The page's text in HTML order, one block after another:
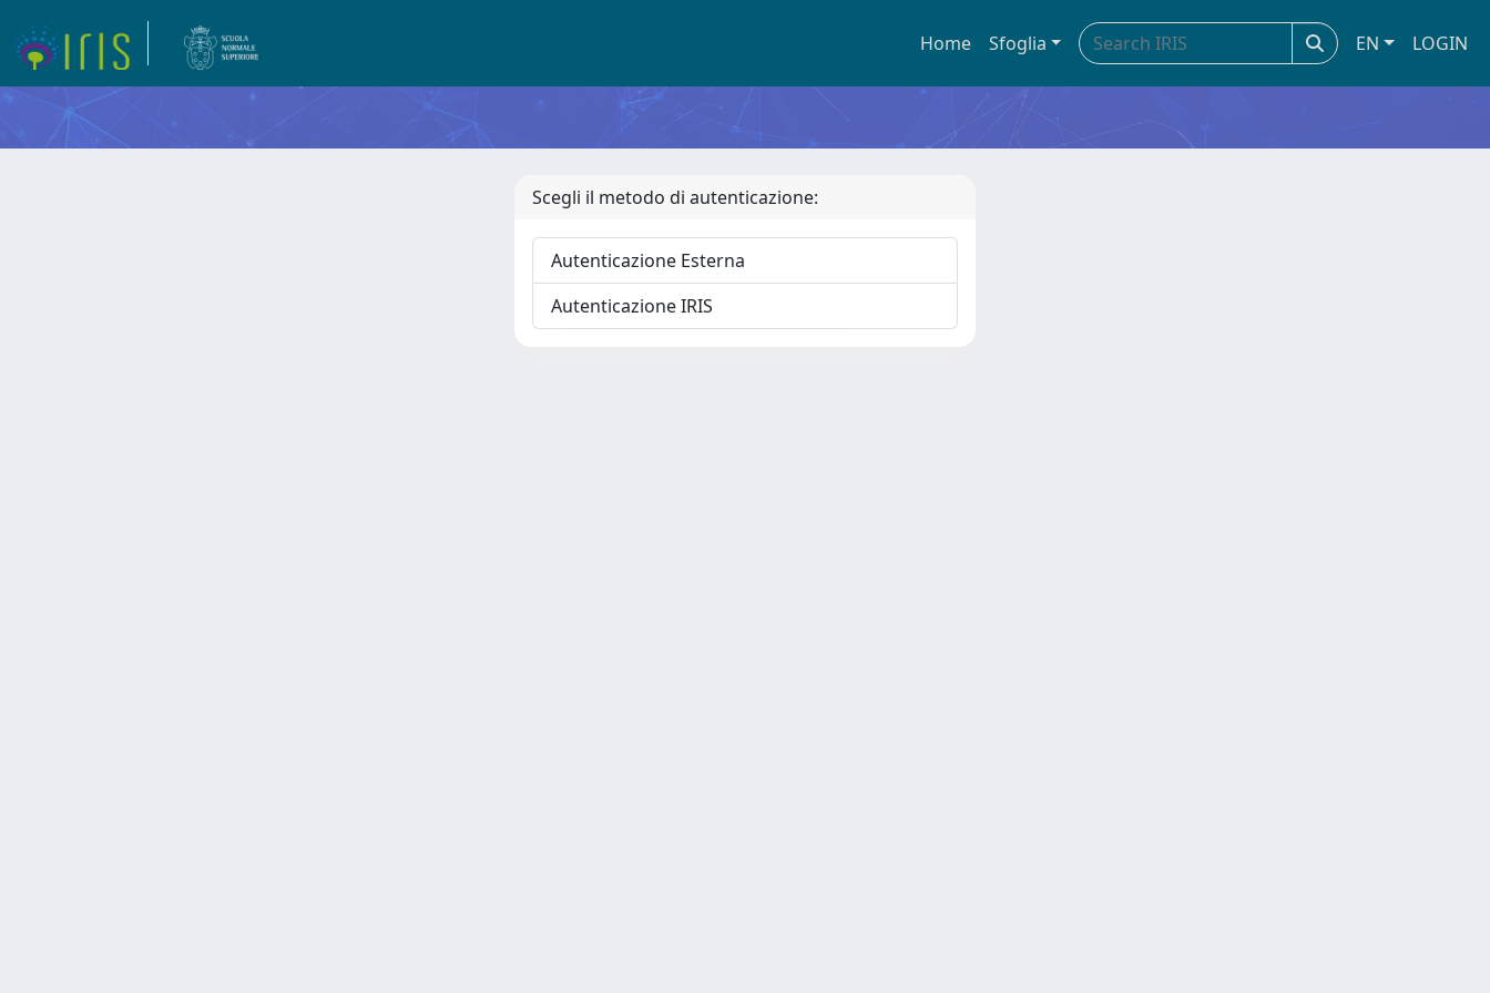
Home Sfoglia EN LOGIN
Scegli il metodo di autenticazione:
Autenticazione Esterna
Autenticazione IRIS